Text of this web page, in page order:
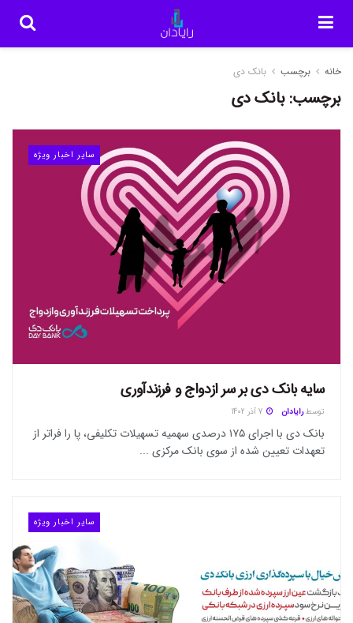
خانه برچسب بانک دی
برچسب:بانک دی
سایر اخبار ویژه
سایه بانک دی بر سر ازدواج و فرزندآوری
توسط رایادان
بانک دی با اجرای ۱۷۵ درصدی سهمیه تسهیلات تکلیفی، پا را فراتر از
تعهدات تعیین شده از سوی بانک مرکزی ...
سایر اخبار ویژه